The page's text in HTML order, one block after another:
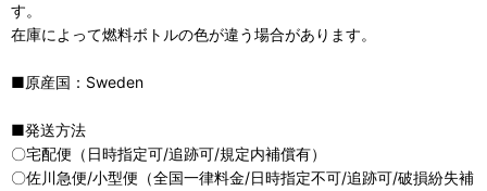
す。
在庫によって燃料ボトルの色が違う場合があります。
■原産国：Sweden
■発送方法
〇宅配便（日時指定可/追跡可/規定内補償有）
〇佐川急便/小型便（全国一律料金/日時指定不可/追跡可/破損紛失補